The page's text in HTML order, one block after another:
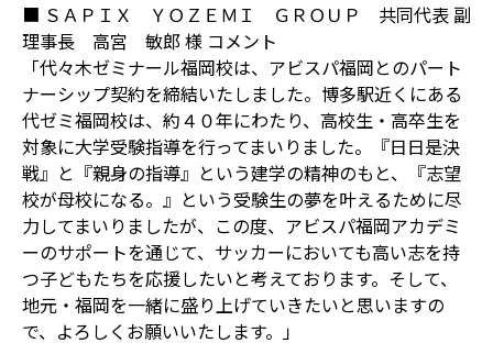
■ ＳＡＰＩＸ ＹＯＺＥＭＩ ＧＲＯＵＰ 共同代表 副
理事長 高宮 敏郎 様 コメント
「代々木ゼミナール福岡校は、アビスパ福岡とのパート
ナーシップ契約を締結いたしました。博多駅近くにある
代ゼミ福岡校は、約４０年にわたり、高校生・高卒生を
対象に大学受験指導を行ってまいりました。『日日是決
戦』と『親身の指導』という建学の精神のもと、『志望
校が母校になる。』という受験生の夢を叶えるために尽
力してまいりましたが、この度、アビスパ福岡アカデミ
ーのサポートを通じて、サッカーにおいても高い志を持
つ子どもたちを応援したいと考えております。そして、
地元・福岡を一緒に盛り上げていきたいと思いますの
で、よろしくお願いいたします。」